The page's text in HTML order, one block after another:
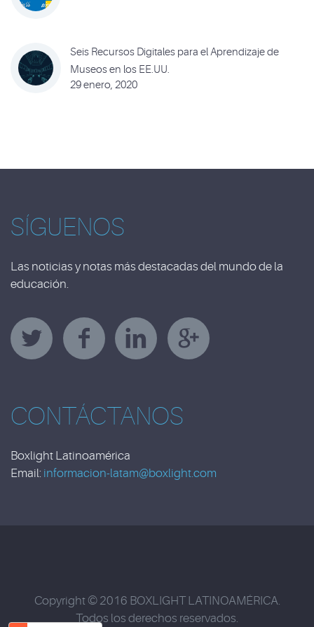
Seis Recursos Digitales para el Aprendizaje de
Museos en los EE.UU.
29 enero, 2020
SÍGUENOS
Las noticias y notas más destacadas del mundo de la
educación.
CONTÁCTANOS
Boxlight Latinoamérica
Email: informacion-latam@boxlight.com
Copyright © 2016 BOXLIGHT LATINOAMÉRICA.
Todos los derechos reservados.